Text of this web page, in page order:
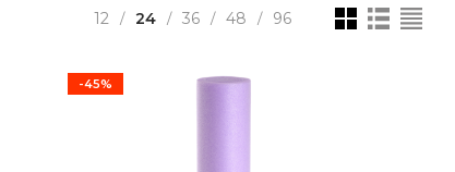
12 / 24 / 36 / 48 / 96
-45%